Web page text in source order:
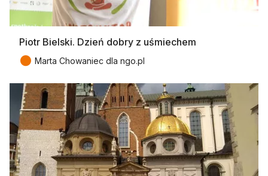
Piotr Bielski. Dzień dobry z uśmiechem
● Marta Chowaniec dla ngo.pl